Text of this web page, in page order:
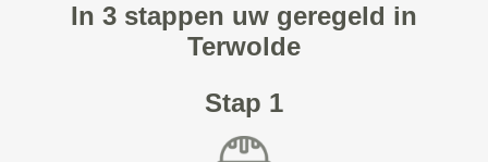
In 3 stappen uw geregeld in
Terwolde
Stap 1